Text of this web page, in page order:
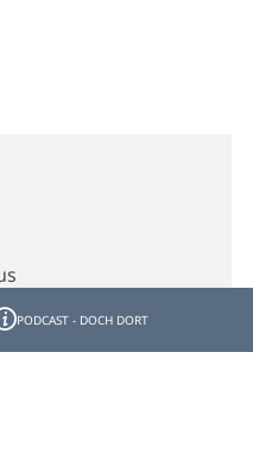
PODCAST - DOCH DORT